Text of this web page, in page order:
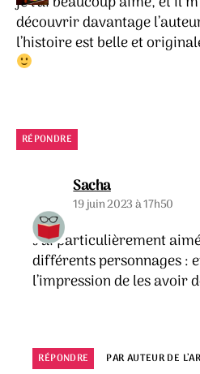
découvrir davantage
l’histoire est belle et
RÉPONDRE
Sachadit :
19 juin 2023 à 17h50
J’ai particulièrement
différents personnages :
l’impression de les avoir
RÉPONDRE PAR AUTEUR DE